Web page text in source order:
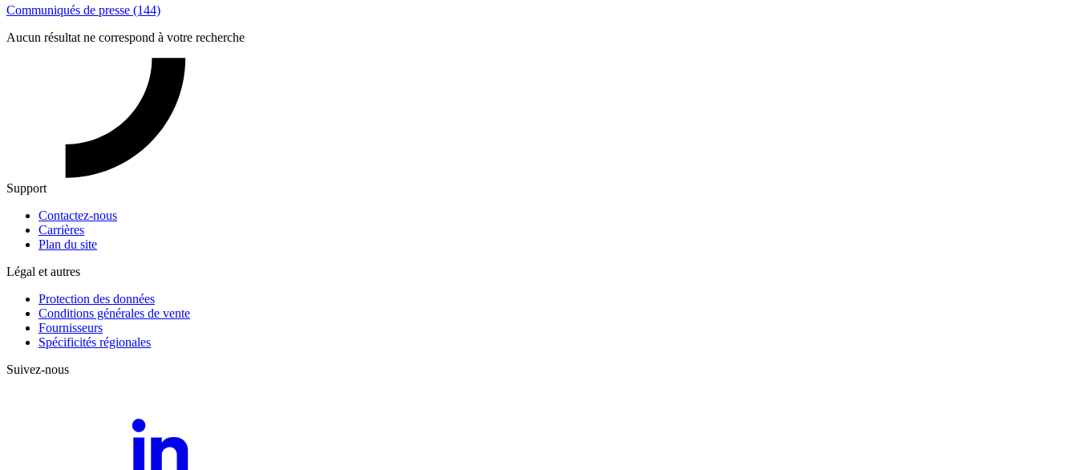
Communiqués de presse (144)
Aucun résultat ne correspond à votre recherche
Support
Contactez-nous
Carrières
Plan du site
Légal et autres
Protection des données
Conditions générales de vente
Fournisseurs
Spécificités régionales
Suivez-nous